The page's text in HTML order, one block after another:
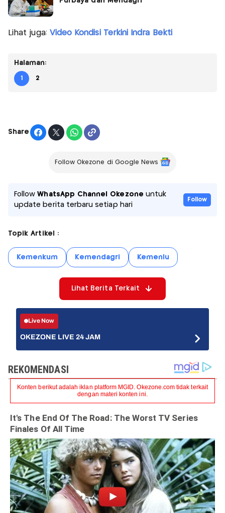
Lihat juga: Video Kondisi Terkini Indra Bekti
Halaman:
1 2
Share
Follow Okezone di Google News
FollowWhatsApp Channel Okezone untuk
update berita terbaru setiap hari
Follow
Topik Artikel :
Kemenkum Kemendagri Kemenlu
Lihat Berita Terkait
Live Now
OKEZONE LIVE 24 JAM